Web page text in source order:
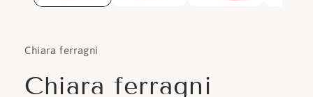
Chiara ferragni
Chiara ferragni